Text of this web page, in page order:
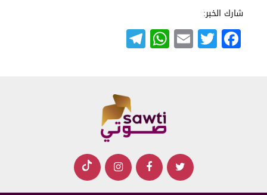
شارك الخبر:
Facebook
Twitter
Email
WhatsApp